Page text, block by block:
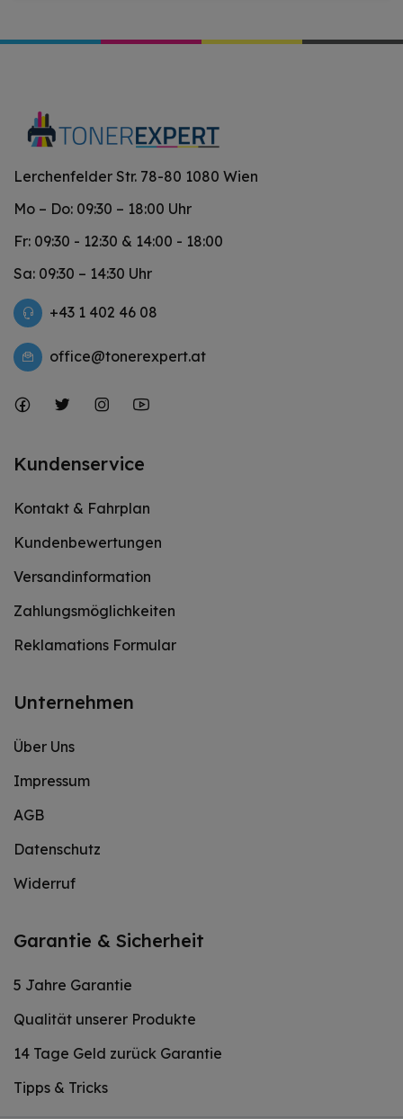
Lerchenfelder Str. 78-80 1080 Wien
Mo – Do: 09:30 – 18:00 Uhr
Fr: 09:30 - 12:30 & 14:00 - 18:00
Sa: 09:30 – 14:30 Uhr
+43 1 402 46 08
office@tonerexpert.at
Kundenservice
Kontakt & Fahrplan
Kundenbewertungen
Versandinformation
Zahlungsmöglichkeiten
Reklamations Formular
Unternehmen
Über Uns
Impressum
AGB
Datenschutz
Widerruf
Garantie & Sicherheit
5 Jahre Garantie
Qualität unserer Produkte
14 Tage Geld zurück Garantie
Tipps & Tricks